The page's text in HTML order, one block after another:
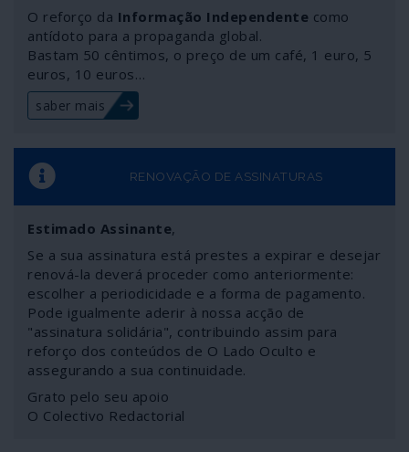
que os dois países têm vindo a ser intoxicados nas
últimas décadas por ideias sem nexo como esta - e a
NATO foi inventada para protegê-los. Agora vamos
contar a outra face da história.
O reforço da Informação Independente como
antídoto para a propaganda global.
Bastam 50 cêntimos, o preço de um café, 1 euro, 5
euros, 10 euros…
saber mais
RENOVAÇÃO DE ASSINATURAS
Estimado Assinante,
Se a sua assinatura está prestes a expirar e desejar
renová-la deverá proceder como anteriormente:
escolher a periodicidade e a forma de pagamento.
Pode igualmente aderir à nossa acção de
"assinatura solidária", contribuindo assim para
reforço dos conteúdos de O Lado Oculto e
assegurando a sua continuidade.
Grato pelo seu apoio
O Colectivo Redactorial